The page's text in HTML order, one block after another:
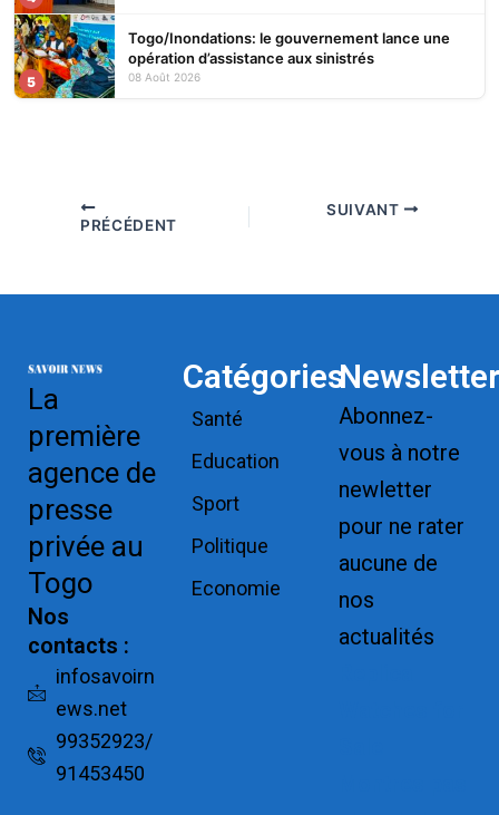
5
Togo/Inondations: le gouvernement lance une
opération d’assistance aux sinistrés
08 Août 2026
PRÉCÉDENT
SUIVANT
La
première
agence de
presse
privée au
Togo
Nos
contacts :
infosavoirn
ews.net
99352923/
91453450
Catégories
Santé
Education
Sport
Politique
Economie
Newsletter
Abonnez-
vous à notre
newletter
pour ne rater
aucune de
nos
actualités